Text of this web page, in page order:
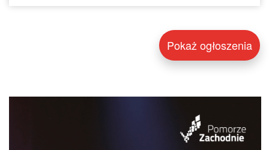
Pokaż ogłoszenia